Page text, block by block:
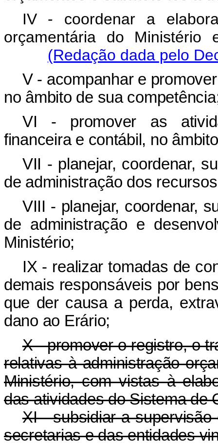
IV - coordenar a
orçamentária do Ministério
(Redação dada pelo
V - acompanhar e
no âmbito de sua
VI - promover as
financeira e contábil, no
VII - planejar, coordenar,
de administração dos
VIII - planejar, coordenar,
de administração e
Ministério;
IX - realizar tomadas de
demais responsáveis por
que der causa a perda,
dano ao Erário;
X - promover o registro, o
relativas à administração
Ministério, com vistas à
das atividades do Sistema de
XI - subsidiar a
secretarias e das entidades